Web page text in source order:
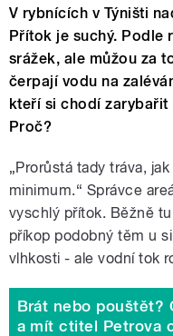
V rybnících v Týništi
Přítok je suchý. Podle
srážek, ale můžou za
čerpají vodu na
kteří si chodí zarybařit
Proč?
„Prorůstá tady tráva,
minimum.“ Správce
vyschlý přítok. Běžně
příkop podobný těm u
vlhkosti - ale vodní tok
Brát nebo pouštět?
a mít ctitel Petrova